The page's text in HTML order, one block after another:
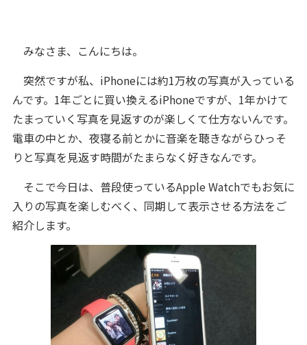
みなさま、こんにちは。
突然ですが私、iPhoneには約1万枚の写真が入っている
んです。1年ごとに買い換えるiPhoneですが、1年かけて
たまっていく写真を見返すのが楽しくて仕方ないんです。
電車の中とか、夜寝る前とかに音楽を聴きながらひっそ
りと写真を見返す時間がたまらなく好きなんです。
そこで今日は、普段使っているApple Watchでもお気に
入りの写真を楽しむべく、同期して表示させる方法をご
紹介します。